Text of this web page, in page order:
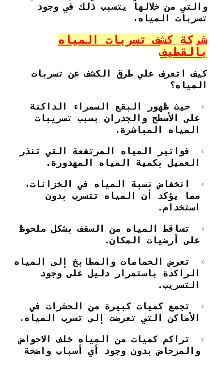
والتي من خلالها يتسبب ذلك في وجود
تسربات المياه،
شركة كشف تسربات المياه
بالقطيف
كيف اتعرف علي طرق الكشف عن تسربات
المياه؟
حيث ظهور البقع السمراء الداكنة
على الأسطح والجدران بسبب تسريبات
المياه المباشرة.
فواتير المياه المرتفعة التي تنذر
العميل بكمية المياه المهدورة.
انخفاض نسبة المياه في الخزانات،
مما يؤكد أن المياه تتسرب بدون
استخدام.
تساقط المياه من السقف بشكل ملحوظ
على أرضيات المكان.
تعرض الحمامات والمطابخ إلى المياه
الراكدة باستمرار دليل على وجود
التسريب.
تجمع كميات كبيرة من الحشرات في
الأماكن التي تعرضت إلى تسرب المياه.
تراكم كميات من المياه خلف الاحواض
والمرحاض بدون وجود أي أسباب واضحة